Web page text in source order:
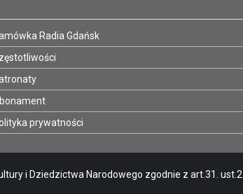
Radia Gdańsk
prywatności
i Dziedzictwa Narodowego zgodnie z art.31.